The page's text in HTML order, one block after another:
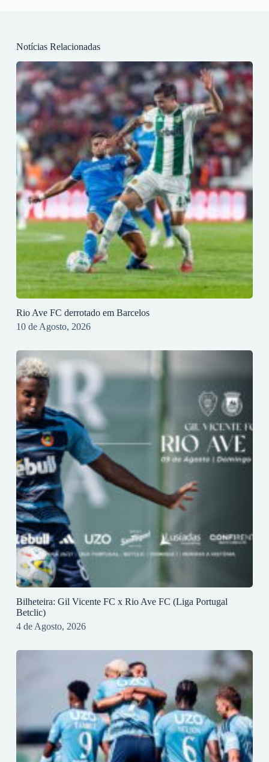
Notícias Relacionadas
Rio Ave FC derrotado em Barcelos
10 de Agosto, 2026
Bilheteira: Gil Vicente FC x Rio Ave FC (Liga Portugal
Betclic)
4 de Agosto, 2026